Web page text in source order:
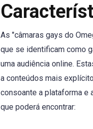
As "câmaras gays do
que se identificam como
uma audiência online.
a conteúdos mais
consoante a plataforma
que poderá encontrar: